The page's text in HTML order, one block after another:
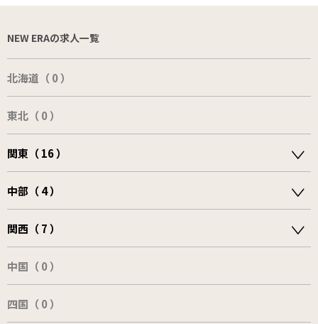
NEW ERAの求人一覧
北海道（ 0 ）
東北（ 0 ）
関東（ 16 ）
中部（ 4 ）
関西（ 7 ）
中国（ 0 ）
四国（ 0 ）